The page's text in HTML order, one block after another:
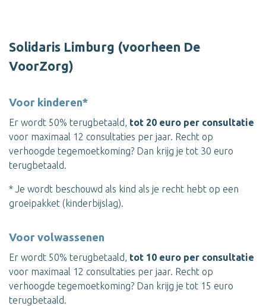
Solidaris Limburg (voorheen De
VoorZorg)
Voor kinderen*
Er wordt 50% terugbetaald, tot 20 euro per consultatie
voor maximaal 12 consultaties per jaar. Recht op
verhoogde tegemoetkoming? Dan krijg je tot 30 euro
terugbetaald.
* Je wordt beschouwd als kind als je recht hebt op een
groeipakket (kinderbijslag).
Voor volwassenen
Er wordt 50% terugbetaald, tot 10 euro per consultatie
voor maximaal 12 consultaties per jaar. Recht op
verhoogde tegemoetkoming? Dan krijg je tot 15 euro
terugbetaald.